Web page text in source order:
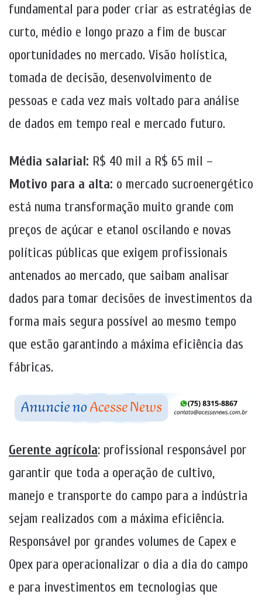
fundamental para poder criar as estratégias de
curto, médio e longo prazo a fim de buscar
oportunidades no mercado. Visão holística,
tomada de decisão, desenvolvimento de
pessoas e cada vez mais voltado para análise
de dados em tempo real e mercado futuro.
Média salarial: R$ 40 mil a R$ 65 mil –
Motivo para a alta: o mercado sucroenergético
está numa transformação muito grande com
preços de açúcar e etanol oscilando e novas
políticas públicas que exigem profissionais
antenados ao mercado, que saibam analisar
dados para tomar decisões de investimentos da
forma mais segura possível ao mesmo tempo
que estão garantindo a máxima eficiência das
fábricas.
Gerente agrícola: profissional responsável por
garantir que toda a operação de cultivo,
manejo e transporte do campo para a indústria
sejam realizados com a máxima eficiência.
Responsável por grandes volumes de Capex e
Opex para operacionalizar o dia a dia do campo
e para investimentos em tecnologias que